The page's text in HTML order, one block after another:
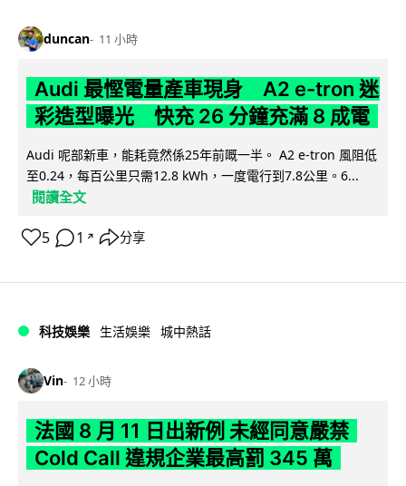
duncan 11 小時
Audi 最慳電量產車現身 A2 e-tron 迷
彩造型曝光 快充 26 分鐘充滿 8 成電
Audi 呢部新車，能耗竟然係25年前嘅一半。 A2 e-tron 風阻低
至0.24，每百公里只需12.8 kWh，一度電行到7.8公里。6...
閱讀全文
5 1 ↗ 分享
科技娛樂 生活娛樂 城中熱話
Vin 12 小時
法國 8 月 11 日出新例 未經同意嚴禁
Cold Call 違規企業最高罰 345 萬